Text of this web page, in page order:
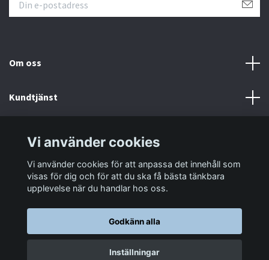
Om oss
Kundtjänst
Sociala medier
© 2026 LastaTungt.se
Vi använder cookies
Vi använder cookies för att anpassa det innehåll som
visas för dig och för att du ska få bästa tänkbara
upplevelse när du handlar hos oss.
Godkänn alla
Inställningar